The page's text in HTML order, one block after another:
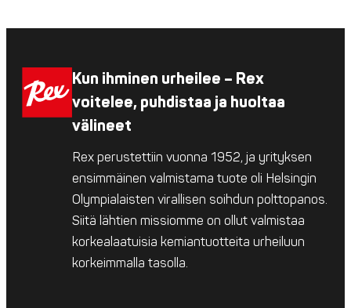
Kun ihminen urheilee – Rex
voitelee, puhdistaa ja huoltaa
välineet
Rex perustettiin vuonna 1952, ja yrityksen
ensimmäinen valmistama tuote oli Helsingin
Olympialaisten virallisen soihdun polttopanos.
Siitä lähtien missiomme on ollut valmistaa
korkealaatuisia kemiantuotteita urheiluun
korkeimmalla tasolla.